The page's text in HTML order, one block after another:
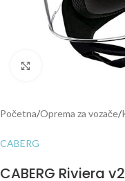
Click to enlarge
Početna/Oprema za vozače/
CABERG
CABERG Riviera